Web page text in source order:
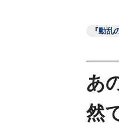
『動乱
あ
然